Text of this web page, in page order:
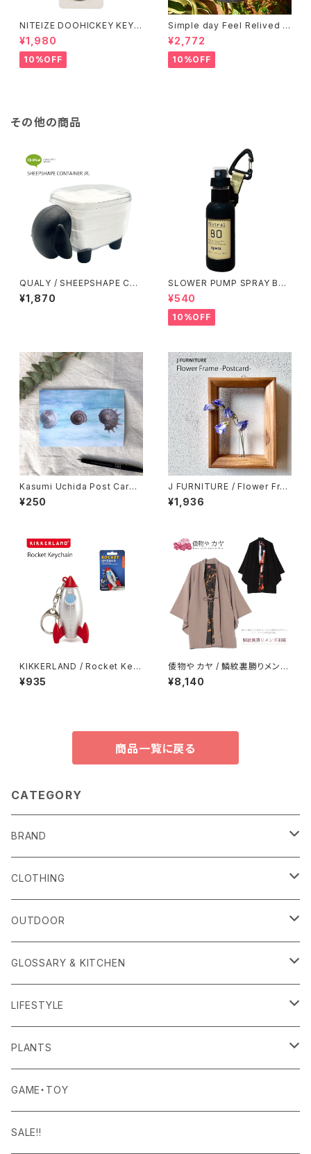
NITEIZE DOOHICKEY KEY
CHAIN KNIFE / グリーン
¥1,980
10%OFF
Simple day Feel Relived H
and Soap ありのままの一日
¥2,772
10%OFF
その他の商品
QUALY / SHEEPSHAPE CO
NTAINER JR.
¥1,870
SLOWER PUMP SPRAY BO
TTLE / サンド
¥540
10%OFF
Kasumi Uchida Post Card
(Snail 2)
¥250
J FURNITURE / Flower Fra
me - Post card -
¥1,936
KIKKERLAND / Rocket Key
Chain
¥935
倭物や カヤ / 鱗紋裏勝りメンズ
羽織
¥8,140
商品一覧に戻る
CATEGORY
BRAND
alls
Amina Collection
APOTHEKE FRAGRANCE
BAICYCLON
BISQUE
Curry Mason
Detail
CLOTHING
OUTER
TOPS
BOTTOMS
ROOM WEAR
SHOES
HAT・CAP
OUTDOOR
CARRYING GOODS
LIGHTING
MILITARY GOODS
NITE IZE
S-BBINER
RGM
GLOSSARY & KITCHEN
FOOD
DRINK
KITCHEN GOODS
TABLEWARE
LIFESTYLE
ALOMA
ART PIECE
BODY & SKIN CARE
PLANTS
POTTED PLANTS
TERRARIUM
GAME・TOY
SALE!!